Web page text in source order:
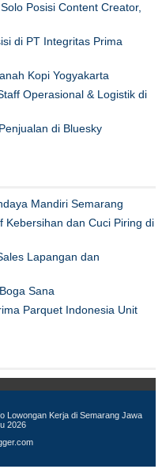
Posisi Content Creator,
di PT Integritas Prima
Kopi Yogyakarta
Operasional & Logistik di
di Bluesky
Mandiri Semarang
Kebersihan dan Cuci Piring di
Lapangan dan
Sana
Parquet Indonesia Unit
Lowongan Kerja di Semarang Jawa
2026